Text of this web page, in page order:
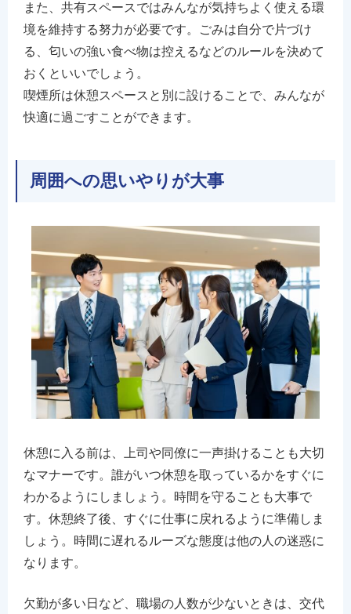
また、共有スペースではみんなが気持ちよく使える環
境を維持する努力が必要です。ごみは自分で片づけ
る、匂いの強い食べ物は控えるなどのルールを決めて
おくといいでしょう。
喫煙所は休憩スペースと別に設けることで、みんなが
快適に過ごすことができます。
周囲への思いやりが大事
休憩に入る前は、上司や同僚に一声掛けることも大切
なマナーです。誰がいつ休憩を取っているかをすぐに
わかるようにしましょう。時間を守ることも大事で
す。休憩終了後、すぐに仕事に戻れるように準備しま
しょう。時間に遅れるルーズな態度は他の人の迷惑に
なります。
欠勤が多い日など、職場の人数が少ないときは、交代